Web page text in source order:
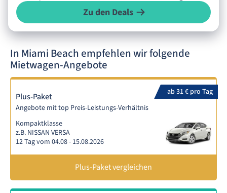
Zu den Deals
In Miami Beach empfehlen wir folgende
Mietwagen-Angebote
ab 31 € pro Tag
Plus-Paket
Angebote mit top Preis-Leistungs-Verhältnis
Kompaktklasse
z.B. NISSAN VERSA
12 Tag vom 04.08 - 15.08.2026
Plus-Paket vergleichen